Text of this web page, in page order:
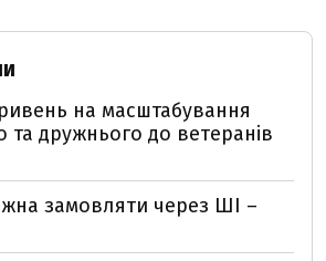
на масштабування
та дружнього до ветеранів
замовляти через ШІ –